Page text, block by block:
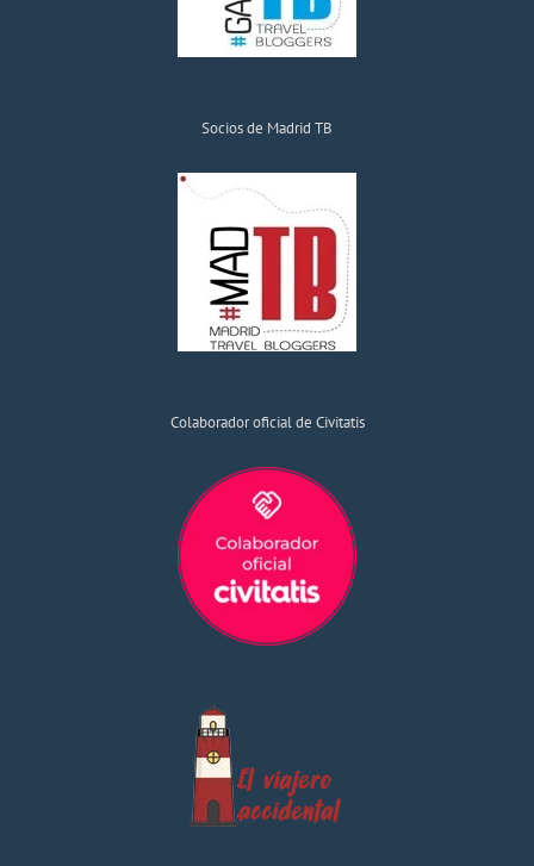
Socios de Madrid TB
Colaborador oficial de Civitatis